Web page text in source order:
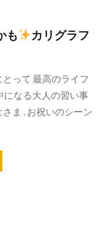
も
カリグラフ
って 最高のライフ
になる大人の習い事
ま . お祝いのシーン